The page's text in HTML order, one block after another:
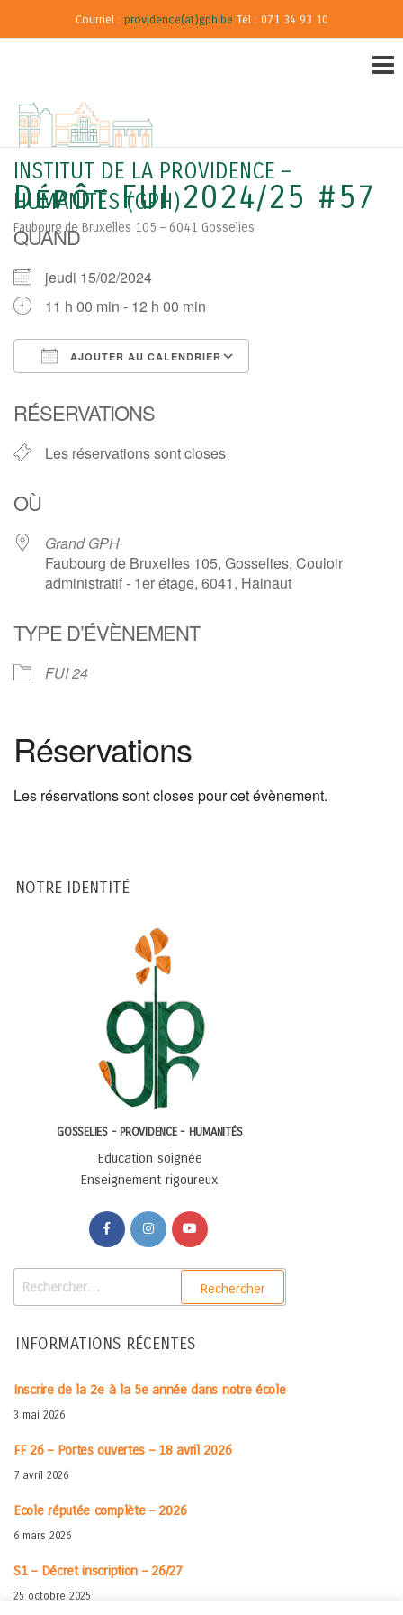
Courriel : providence(at)gph.be Tél : 071 34 93 10
INSTITUT DE LA PROVIDENCE –
HUMANITÉS (GPH)
Faubourg de Bruxelles 105 – 6041 Gosselies
Dépôt FUI 2024/25 #57
QUAND
jeudi 15/02/2024
11 h 00 min - 12 h 00 min
AJOUTER AU CALENDRIER
RÉSERVATIONS
Les réservations sont closes
OÙ
Grand GPH
Faubourg de Bruxelles 105, Gosselies, Couloir
administratif - 1er étage, 6041, Hainaut
TYPE D’ÉVÈNEMENT
FUI 24
Réservations
Les réservations sont closes pour cet évènement.
NOTRE IDENTITÉ
GOSSELIES - PROVIDENCE - HUMANITÉS
Education soignée
Enseignement rigoureux
INFORMATIONS RÉCENTES
Inscrire de la 2e à la 5e année dans notre école
3 mai 2026
FF 26 – Portes ouvertes – 18 avril 2026
7 avril 2026
Ecole réputée complète – 2026
6 mars 2026
S1 – Décret inscription – 26/27
25 octobre 2025